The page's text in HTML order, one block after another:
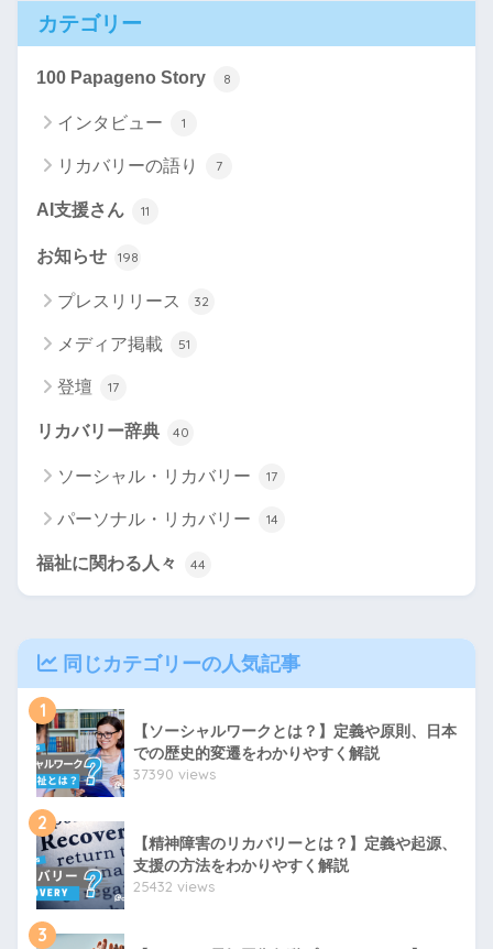
カテゴリー
100 Papageno Story 8
インタビュー 1
リカバリーの語り 7
AI支援さん 11
お知らせ 198
プレスリリース 32
メディア掲載 51
登壇 17
リカバリー辞典 40
ソーシャル・リカバリー 17
パーソナル・リカバリー 14
福祉に関わる人々 44
同じカテゴリーの人気記事
1
【ソーシャルワークとは？】定義や原則、日本
での歴史的変遷をわかりやすく解説
37390 views
2
【精神障害のリカバリーとは？】定義や起源、
支援の方法をわかりやすく解説
25432 views
3